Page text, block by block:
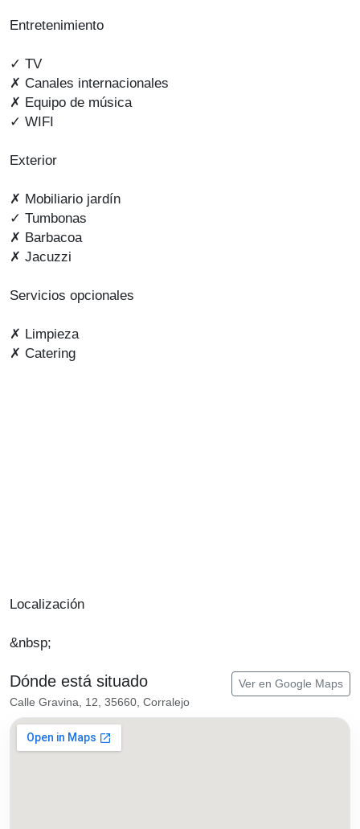
Entretenimiento
✓ TV
✗ Canales internacionales
✗ Equipo de música
✓ WIFI
Exterior
✗ Mobiliario jardín
✓ Tumbonas
✗ Barbacoa
✗ Jacuzzi
Servicios opcionales
✗ Limpieza
✗ Catering
Localización
&nbsp;
Dónde está situado
Calle Gravina, 12, 35660, Corralejo
Ver en Google Maps